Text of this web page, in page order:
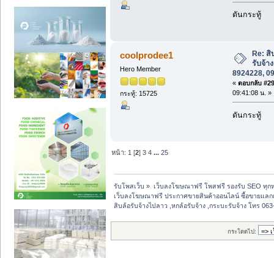
ดันกระทู้
coolprodee1
Hero Member
กระทู้: 15725
Re: สิ
รับจ้า
8924228,
« ตอบกลับ
09:41:08 น. »
ดันกระทู้
หน้า: 1 [2]3 4 ...25
รับโพสเว็บ » เว็บลงโฆษณาฟรี โพสฟรี รองรับ SEO ทุก
เว็บลงโฆษณาฟรี ประกาศขายสินค้าออนไลน์ ซื้อขายแล
สิบล้อรับจ้างไปลาว ,หกล้อรับจ้าง ,กระบะรับจ้าง โทร
กระโดดไป: